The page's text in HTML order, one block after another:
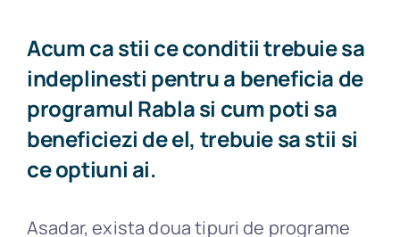
Acum ca stii ce conditii trebuie sa
indeplinesti pentru a beneficia de
programul Rabla si cum poti sa
beneficiezi de el, trebuie sa stii si
ce optiuni ai.
Asadar, exista doua tipuri de programe